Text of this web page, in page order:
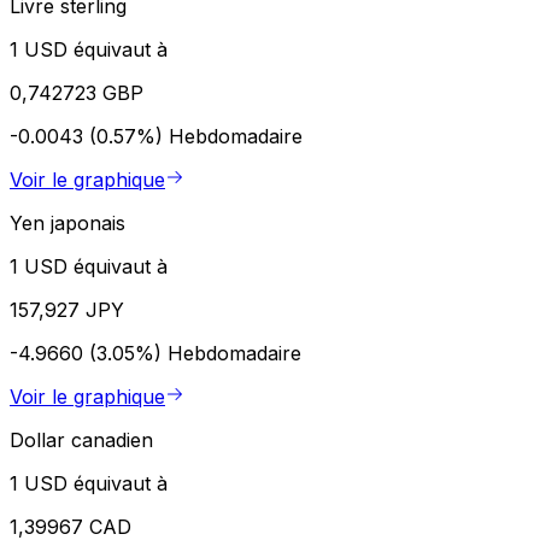
Livre sterling
1 USD équivaut à
0,742723 GBP
-0.0043 (0.57%) Hebdomadaire
Voir le graphique
Yen japonais
1 USD équivaut à
157,927 JPY
-4.9660 (3.05%) Hebdomadaire
Voir le graphique
Dollar canadien
1 USD équivaut à
1,39967 CAD